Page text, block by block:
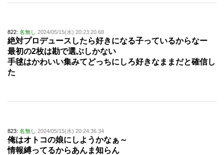
822: 名無し 2024/05/15(水) 20:23:20.68
絶対プロデュースしたら好きになる子っているからなー
最初の2枚は勘で選ぶしかない
手毬はかわいい集みてどっちにしろ好きなままだと確信し
た
823: 名無し 2024/05/15(水) 20:24:36.34
俺はオトコの娘にしようかなぁ～
情報縛ってるからあんま知らん